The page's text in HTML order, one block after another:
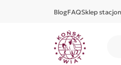
BlogFAQSklep